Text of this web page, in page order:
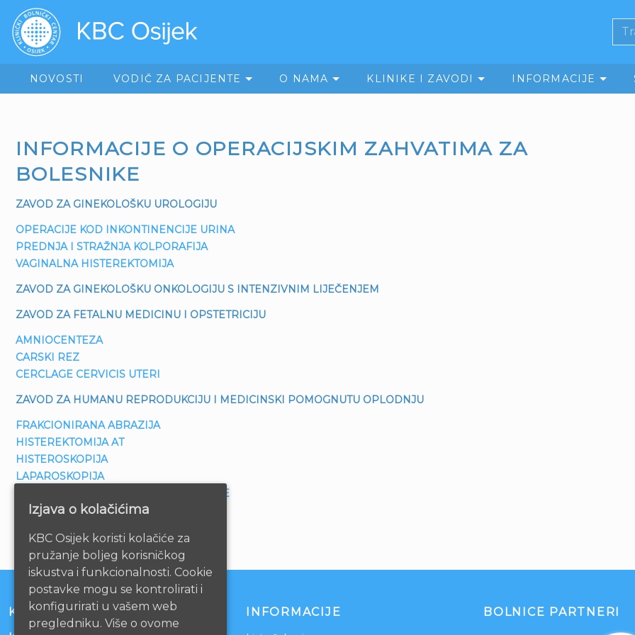
NOVOSTI VODIČ ZA PACIJENTE O NAMA KLINIKE I ZAVODI INFORMACIJE
INFORMACIJE O OPERACIJSKIM ZAHVATIMA ZA
BOLESNIKE
ZAVOD ZA GINEKOLOŠKU UROLOGIJU
OPERACIJE KOD INKONTINENCIJE URINA
PREDNJA I STRAŽNJA KOLPORAFIJA
VAGINALNA HISTEREKTOMIJA
ZAVOD ZA GINEKOLOŠKU ONKOLOGIJU S INTENZIVNIM LIJEČENJEM
ZAVOD ZA FETALNU MEDICINU I OPSTETRICIJU
AMNIOCENTEZA
CARSKI REZ
CERCLAGE CERVICIS UTERI
ZAVOD ZA HUMANU REPRODUKCIJU I MEDICINSKI POMOGNUTU OPLODNJU
FRAKCIONIRANA ABRAZIJA
HISTEREKTOMIJA AT
HISTEROSKOPIJA
LAPAROSKOPIJA
POSTUPCI POTPOMOGNUTE OPLODNJE
KONTAKT
INFORMACIJE BOLNICE PARTNERI
Izjava o kolačićima
KBC Osijek koristi kolačiće za
pružanje boljeg korisničkog
iskustva i funkcionalnosti. Cookie
postavke mogu se kontrolirati i
konfigurirati u vašem web
pregledniku. Više o ovome